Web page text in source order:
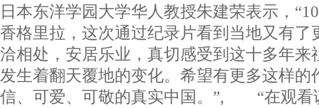
日本东洋学园大学华人教授朱建荣表示，
香格里拉，这次通过纪录片看到当地又有了
洽相处，安居乐业，真切感受到这十多年来
发生着翻天覆地的变化。希望有更多这样的
信、可爱、可敬的真实中国。”, “在观看